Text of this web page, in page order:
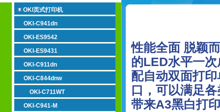
OKI页式打印机
OKI-C941dn
OKI-ES9542
OKI-ES9431
OKI-C911dn
OKI-C844dnw
OKI-C711WT
OKI-C941-M
性能全面 脱颖
的LED水平一
配自动双面打
口，可以满足
带来A3黑白打